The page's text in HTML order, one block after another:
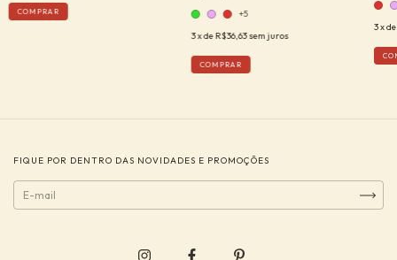
COMPRAR
+5
3x deR$36,63sem juros
COMPRAR
3x de
FIQUE POR DENTRO DAS NOVIDADES E PROMOÇÕES